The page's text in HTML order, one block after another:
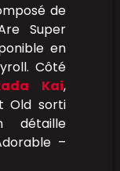
de
Super
en
Côté
Kai,
Old sorti
détaille
–